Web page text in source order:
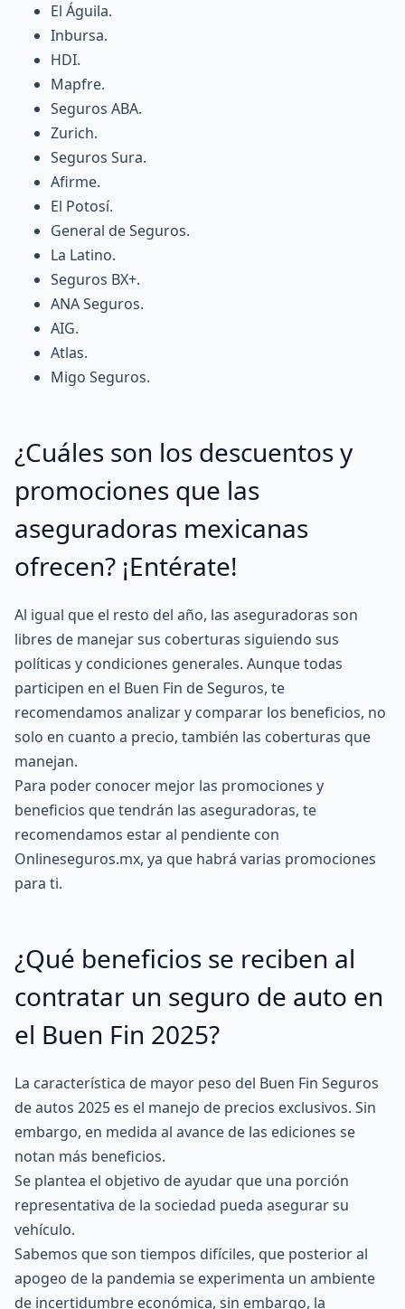
El Águila.
Inbursa.
HDI.
Mapfre.
Seguros ABA.
Zurich.
Seguros Sura.
Afirme.
El Potosí.
General de Seguros.
La Latino.
Seguros BX+.
ANA Seguros.
AIG.
Atlas.
Migo Seguros.
¿Cuáles son los descuentos y
promociones que las
aseguradoras mexicanas
ofrecen? ¡Entérate!
Al igual que el resto del año, las aseguradoras son
libres de manejar sus coberturas siguiendo sus
políticas y condiciones generales. Aunque todas
participen en el Buen Fin de Seguros, te
recomendamos analizar y comparar los beneficios, no
solo en cuanto a precio, también las coberturas que
manejan.
Para poder conocer mejor las promociones y
beneficios que tendrán las aseguradoras, te
recomendamos estar al pendiente con
Onlineseguros.mx, ya que habrá varias promociones
para ti.
¿Qué beneficios se reciben al
contratar un seguro de auto en
el Buen Fin 2025?
La característica de mayor peso del Buen Fin Seguros
de autos 2025 es el manejo de precios exclusivos. Sin
embargo, en medida al avance de las ediciones se
notan más beneficios.
Se plantea el objetivo de ayudar que una porción
representativa de la sociedad pueda asegurar su
vehículo.
Sabemos que son tiempos difíciles, que posterior al
apogeo de la pandemia se experimenta un ambiente
de incertidumbre económica, sin embargo, la